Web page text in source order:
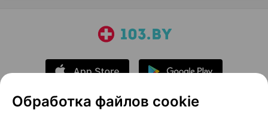
Обработка файлов cookie